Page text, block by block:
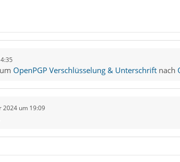
OpenPGP Verschlüsselung & Unterschriftnach
2024 um 19:09